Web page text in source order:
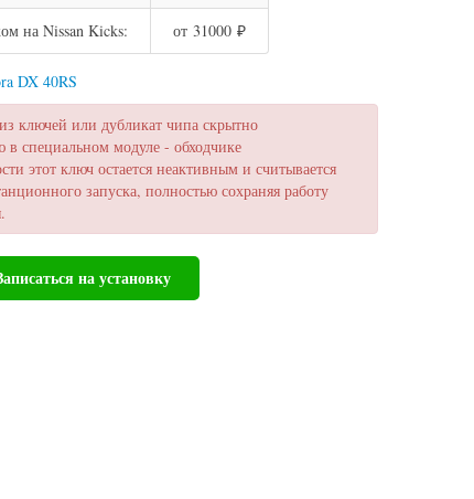
на Nissan Kicks: от 31000 ₽
DX 40RS
ключей или дубликат чипа скрытно
в специальном модуле - обходчике
этот ключ остается неактивным и считывается
запуска, полностью сохраняя работу
на установку